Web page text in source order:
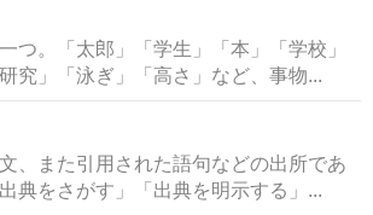
つ。「太郎」「学生」「本」「学校」
究」「泳ぎ」「高さ」など、事物...
、また引用された語句などの出所であ
典をさがす」「出典を明示する」...